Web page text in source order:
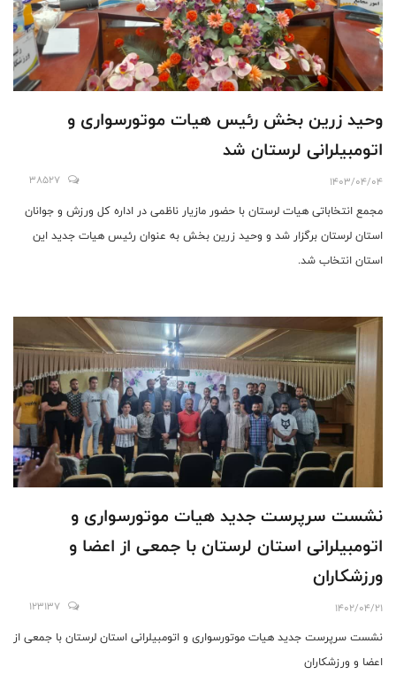
وحید زرین بخش رئیس هیات موتورسواری و
اتومبیلرانی لرستان شد
1403/04/04
38527
مجمع انتخاباتی هیات لرستان با حضور مازیار ناظمی در اداره کل ورزش و جوانان
استان لرستان برگزار شد و وحید زرین بخش به عنوان رئیس هیات جدید این
استان انتخاب شد.
نشست سرپرست جدید هیات موتورسواری و
اتومبیلرانی استان لرستان با جمعی از اعضا و
ورزشکاران
1402/04/21
123137
نشست سرپرست جدید هیات موتورسواری و اتومبیلرانی استان لرستان با جمعی از
اعضا و ورزشکاران